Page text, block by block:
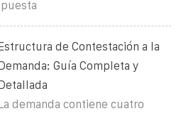
Estructura de Contestación a la
Demanda: Guía Completa y
Detallada
La demanda contiene cuatro